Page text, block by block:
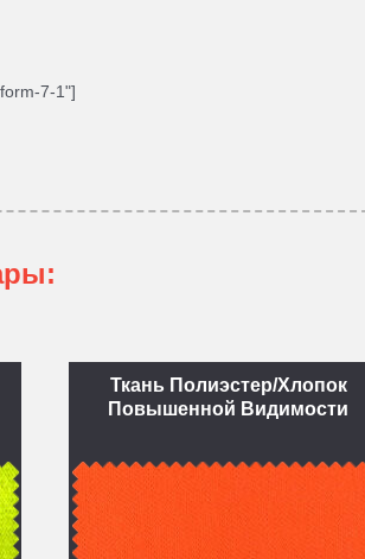
7-1"]
Ткань Полиэстер/Хлопок
Повышенной Видимости